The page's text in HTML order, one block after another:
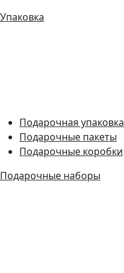
Упаковка
Подарочная упаковка
Подарочные пакеты
Подарочные коробки
Подарочные наборы